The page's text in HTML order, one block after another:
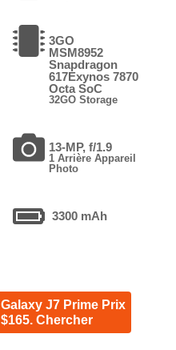
3GO
MSM8952
Snapdragon
617Exynos 7870
Octa SoC
32GO Storage
13-MP, f/1.9
1 Arrière Appareil
Photo
3300 mAh
Galaxy J7 Prime Prix
$165. Chercher